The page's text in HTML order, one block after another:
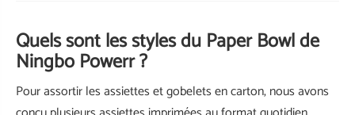
Quels sont les styles du Paper Bowl de
Ningbo Powerr ?
Pour assortir les assiettes et gobelets en carton, nous avons